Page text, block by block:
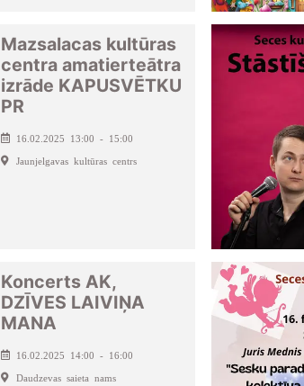
Mazsalacas kultūras
centra amatierteātra
izrāde KAPUSVĒTKU
PR
16.02.2025 13:00 - 15:00
Jaunjelgavas kultūras centrs
Koncerts AK,
DZĪVES LAIVIŅA
MANA
16.02.2025 14:00 - 16:00
Daudzevas saieta nams